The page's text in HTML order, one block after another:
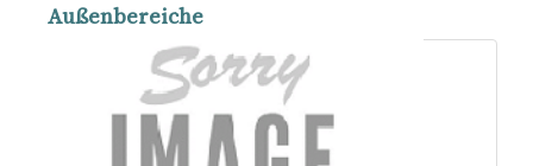
Außenbereiche